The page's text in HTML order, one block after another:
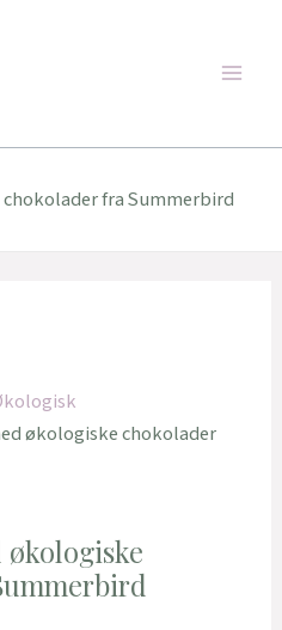
fra Summerbird
økologiske chokolader
økologiske